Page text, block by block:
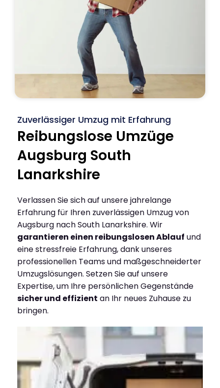
Zuverlässiger Umzug mit Erfahrung
Reibungslose Umzüge
Augsburg South
Lanarkshire
Verlassen Sie sich auf unsere jahrelange
Erfahrung für Ihren zuverlässigen Umzug von
Augsburg nach South Lanarkshire. Wir
garantieren einen reibungslosen Ablauf und
eine stressfreie Erfahrung, dank unseres
professionellen Teams und maßgeschneiderter
Umzugslösungen. Setzen Sie auf unsere
Expertise, um Ihre persönlichen Gegenstände
sicher und effizient an Ihr neues Zuhause zu
bringen.